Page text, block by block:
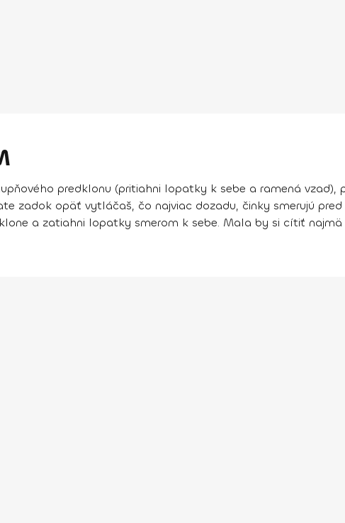
predklonu (pritiahni lopatky k sebe a ramená vzad),
zadok opäť vytláčaš, čo najviac dozadu, činky smerujú
a zatiahni lopatky smerom k sebe. Mala by si cítiť